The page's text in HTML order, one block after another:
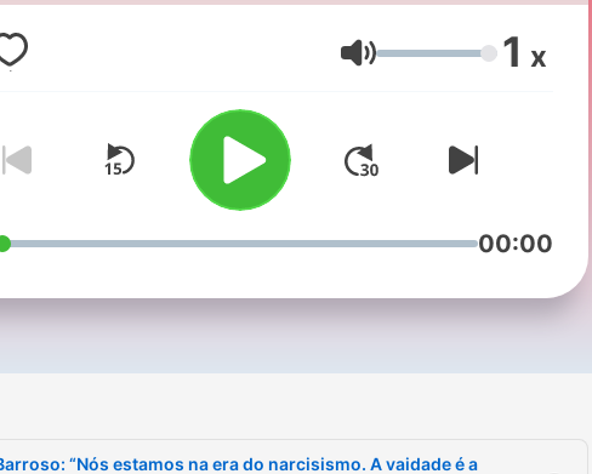
Volume 1 x
00:00
“Nós estamos na era do narcisismo. A vaidade é a